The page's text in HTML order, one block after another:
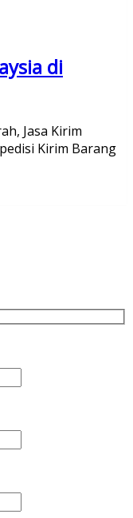
di
Jasa Kirim
Kirim Barang